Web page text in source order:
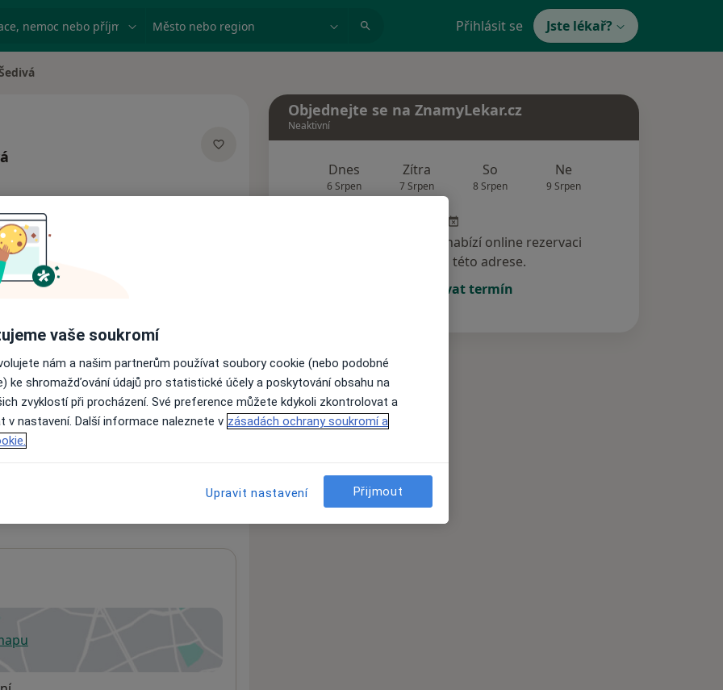
nemoc nebo příjmení Město nebo region Přihlásit se Jste lékař?
Rezervovat termín
Názory pacientů
nejsou k dispozici
informace o svých službách.
v nové záložce
Objednejte se na ZnamyLekar.cz
Neaktivní
Dnes
6 Srpen
Zítra
7 Srpen
So
8 Srpen
Ne
9 Srpen
Tento specialista nenabízí online rezervaci
termínu na této adrese.
Rezervovat termín
vaše soukromí
nám a našim partnerům používat soubory cookie (nebo podobné
ke shromažďování údajů pro statistické účely a poskytování obsahu na
zvyklostí při procházení. Své preference můžete kdykoli zkontrolovat a
v nastavení. Další informace naleznete v zásadách ochrany soukromí a
Upravit nastavení Přijmout